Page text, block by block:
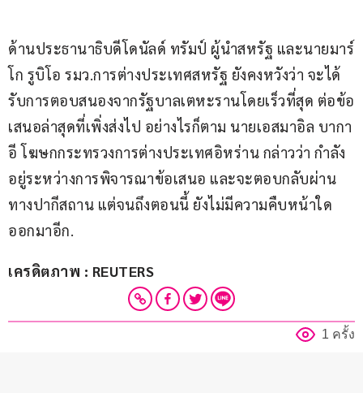
ด้านประธานาธิบดีโดนัลด์ ทรัมป์ ผู้นำสหรัฐ และนายมาร์
โก รูบิโอ รมว.การต่างประเทศสหรัฐ ยังคงหวังว่า จะได้
รับการตอบสนองจากรัฐบาลเตหะรานโดยเร็วที่สุด ต่อข้อ
เสนอล่าสุดที่เพิ่งส่งไป อย่างไรก็ตาม นายเอสมาอิล บากา
อี โฆษกกระทรวงการต่างประเทศอิหร่าน กล่าวว่า กำลัง
อยู่ระหว่างการพิจารณาข้อเสนอ และจะตอบกลับผ่าน
ทางปากีสถาน แต่จนถึงตอนนี้ ยังไม่มีความคืบหน้าใด
ออกมาอีก.
เครดิตภาพ : REUTERS
1 ครั้ง